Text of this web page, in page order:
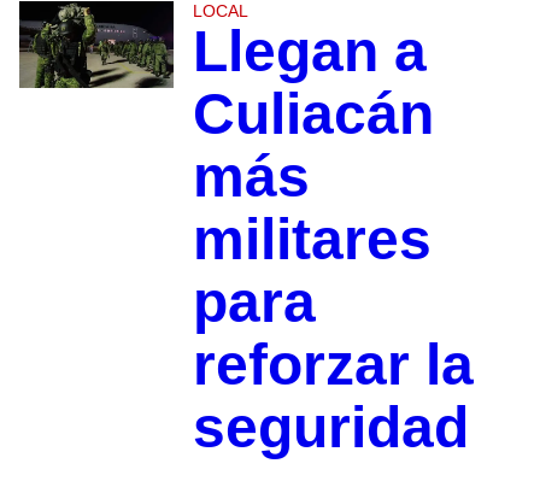
LOCAL
Llegan a
Culiacán
más
militares
para
reforzar la
seguridad